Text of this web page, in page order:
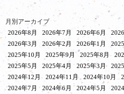
月別アーカイブ
2026年8月
2026年7月 2026年6月
2026年3月
2026年2月 2026年1月
2025年10月
2025年9月 2025年8月
2025年5月
2025年4月 2025年3月
2024年12月
2024年11月 2024年10月
2024年7月
2024年6月 2024年5月